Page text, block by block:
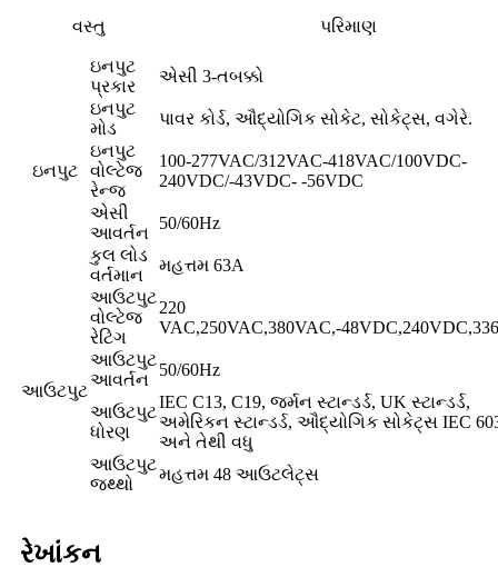
વસ્તુ પરિમાણ
ઇનપુટ
ઇનપુટ
પ્રકાર
એસી 3-તબક્કો
ઇનપુટ
મોડ
પાવર કોર્ડ, ઔદ્યોગિક સોકેટ, સોકેટ્સ, વગેરે.
ઇનપુટ
વોલ્ટેજ
રેન્જ
100-277VAC/312VAC-418VAC/100VDC-
240VDC/-43VDC- -56VDC
એસી
આવર્તન
50/60Hz
કુલ લોડ
વર્તમાન
મહત્તમ 63A
આઉટપુટ
આઉટપુટ
વોલ્ટેજ
રેટિંગ
220
VAC,250VAC,380VAC,-
આઉટપુટ
આવર્તન
50/60Hz
આઉટપુટ
ધોરણ
IEC C13, C19, જર્મન સ્ટાન્ડર્ડ, UK સ્ટાન્ડર્ડ,
અમેરિકન સ્ટાન્ડર્ડ, ઔદ્યોગિક સોકેટ્સ IEC
અને તેથી વધુ
આઉટપુટ
જથ્થો
મહત્તમ 48 આઉટલેટ્સ
રેખાંકન